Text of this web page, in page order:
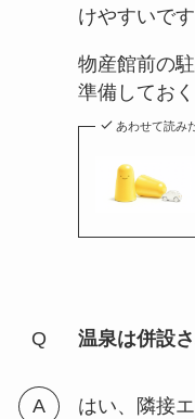
けやすいです
物産館前の
準備してお
あわせて読み
温泉は併設
はい、隣接